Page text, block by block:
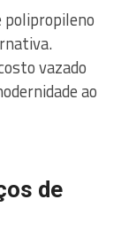
polipropileno
vazado
ao
de